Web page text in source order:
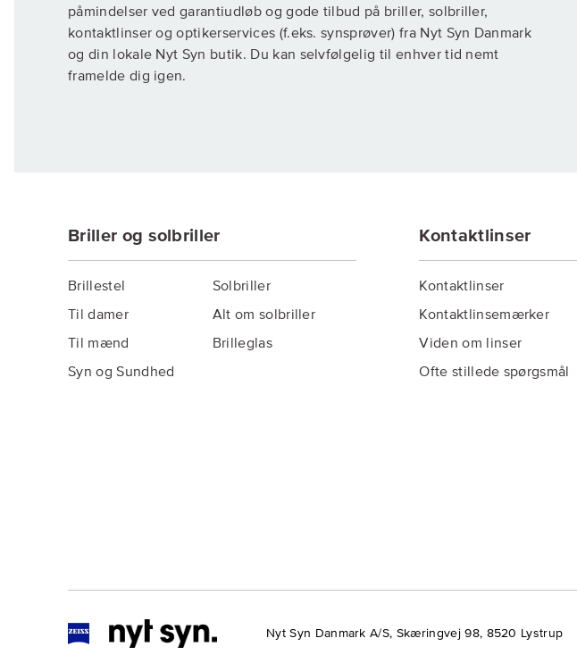
påmindelser ved garantiudløb og gode tilbud på briller, solbriller,
kontaktlinser og optikerservices (f.eks. synsprøver) fra Nyt Syn Danmark
og din lokale Nyt Syn butik. Du kan selvfølgelig til enhver tid nemt
framelde dig igen.
Briller og solbriller
Brillestel
Til damer
Til mænd
Syn og Sundhed
Solbriller
Alt om solbriller
Brilleglas
Kontaktlinser
Kontaktlinser
Kontaktlinsemærker
Viden om linser
Ofte stillede spørgsmål
Nyt Syn Danmark A/S, Skæringvej 98, 8520 Lystrup